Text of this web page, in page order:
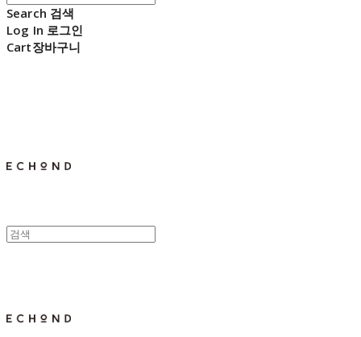
Search 검색
Log In 로그인
Cart장바구니